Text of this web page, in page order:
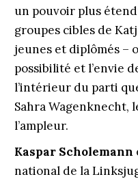
un pouvoir plus
groupes cibles de
jeunes et diplômés –
possibilité et l’envie
l’intérieur du parti
Sahra Wagenknecht,
l’ampleur.
Kaspar Scholemann
national de la